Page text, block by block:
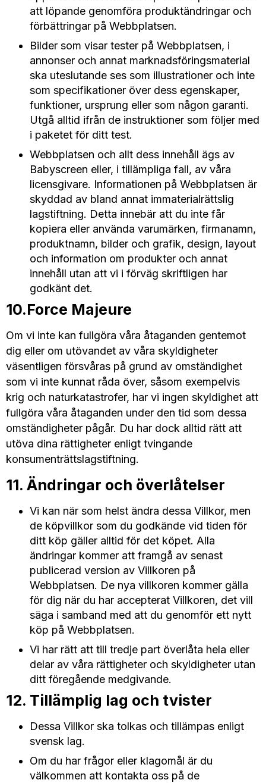
att löpande genomföra produktändringar och
förbättringar på Webbplatsen.
Bilder som visar tester på Webbplatsen, i
annonser och annat marknadsföringsmaterial
ska uteslutande ses som illustrationer och inte
som specifikationer över dess egenskaper,
funktioner, ursprung eller som någon garanti.
Utgå alltid ifrån de instruktioner som följer med
i paketet för ditt test.
Webbplatsen och allt dess innehåll ägs av
Babyscreen eller, i tillämpliga fall, av våra
licensgivare. Informationen på Webbplatsen är
skyddad av bland annat immaterialrättslig
lagstiftning. Detta innebär att du inte får
kopiera eller använda varumärken, firmanamn,
produktnamn, bilder och grafik, design, layout
och information om produkter och annat
innehåll utan att vi i förväg skriftligen har
godkänt det.
10.Force Majeure
Om vi inte kan fullgöra våra åtaganden gentemot
dig eller om utövandet av våra skyldigheter
väsentligen försvåras på grund av omständighet
som vi inte kunnat råda över, såsom exempelvis
krig och naturkatastrofer, har vi ingen skyldighet att
fullgöra våra åtaganden under den tid som dessa
omständigheter pågår. Du har dock alltid rätt att
utöva dina rättigheter enligt tvingande
konsumenträttslagstiftning.
11. Ändringar och överlåtelser
Vi kan när som helst ändra dessa Villkor, men
de köpvillkor som du godkände vid tiden för
ditt köp gäller alltid för det köpet. Alla
ändringar kommer att framgå av senast
publicerad version av Villkoren på
Webbplatsen. De nya villkoren kommer gälla
för dig när du har accepterat Villkoren, det vill
säga i samband med att du genomför ett nytt
köp på Webbplatsen.
Vi har rätt att till tredje part överlåta hela eller
delar av våra rättigheter och skyldigheter utan
ditt föregående medgivande.
12. Tillämplig lag och tvister
Dessa Villkor ska tolkas och tillämpas enligt
svensk lag.
Om du har frågor eller klagomål är du
välkommen att kontakta oss på de